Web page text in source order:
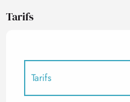
Tarifs
Tarifs